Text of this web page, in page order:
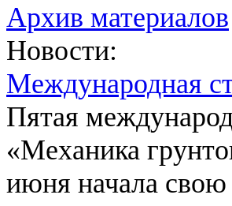
Архив материалов
Новости:
Международная
Пятая
«Механика
июня начала свою